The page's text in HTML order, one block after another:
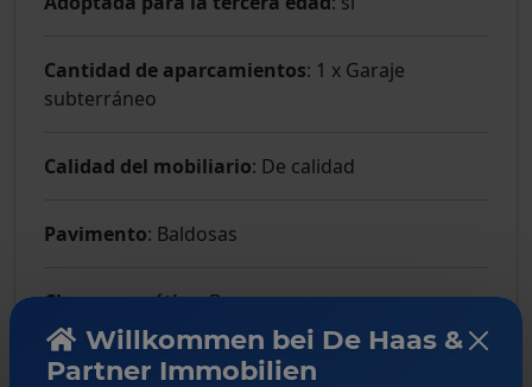
Cantidad de aparcamientos: 1 x Garaje
subterráneo
Calidad del mobiliario: De calidad
Pavimento: Baldosas
Clase energética: B
Willkommen bei De Haas &
Partner Immobilien